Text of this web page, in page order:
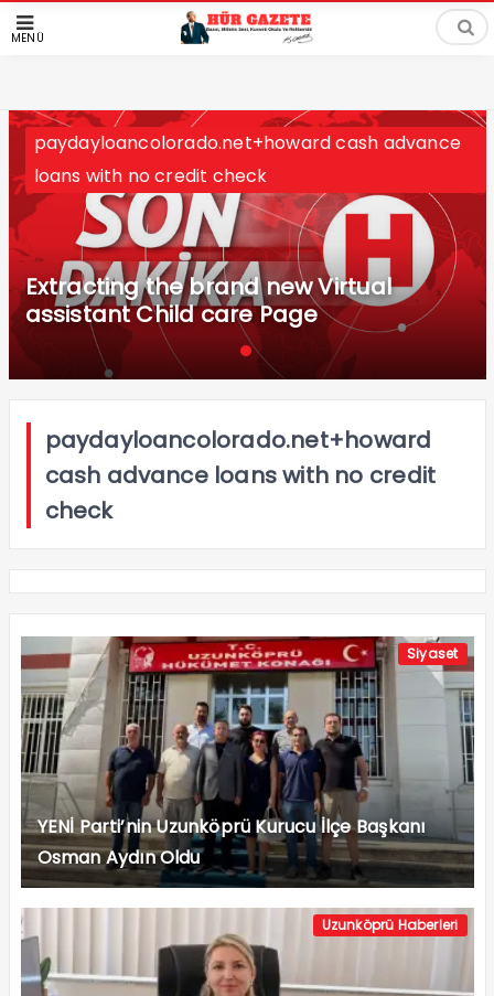
MENÜ
paydayloancolorado.net+howard cash advance
loans with no credit check
Extracting the brand new Virtual
assistant Child care Page
paydayloancolorado.net+howard
cash advance loans with no credit
check
Siyaset
YENİ Parti’nin Uzunköprü Kurucu İlçe Başkanı
Osman Aydın Oldu
Uzunköprü Haberleri